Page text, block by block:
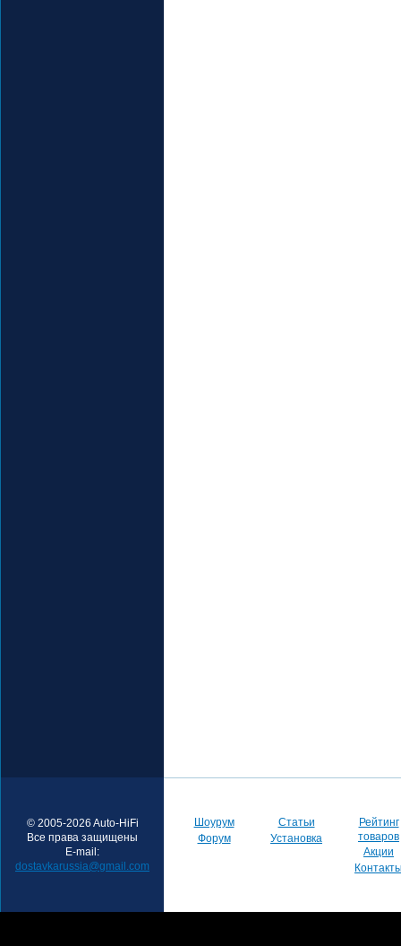
© 2005-2026 Auto-HiFi
Все права защищены
E-mail:
dostavkarussia@gmail.com
Шоурум
Форум
Статьи
Установка
Рейтинг
товаров
Акции